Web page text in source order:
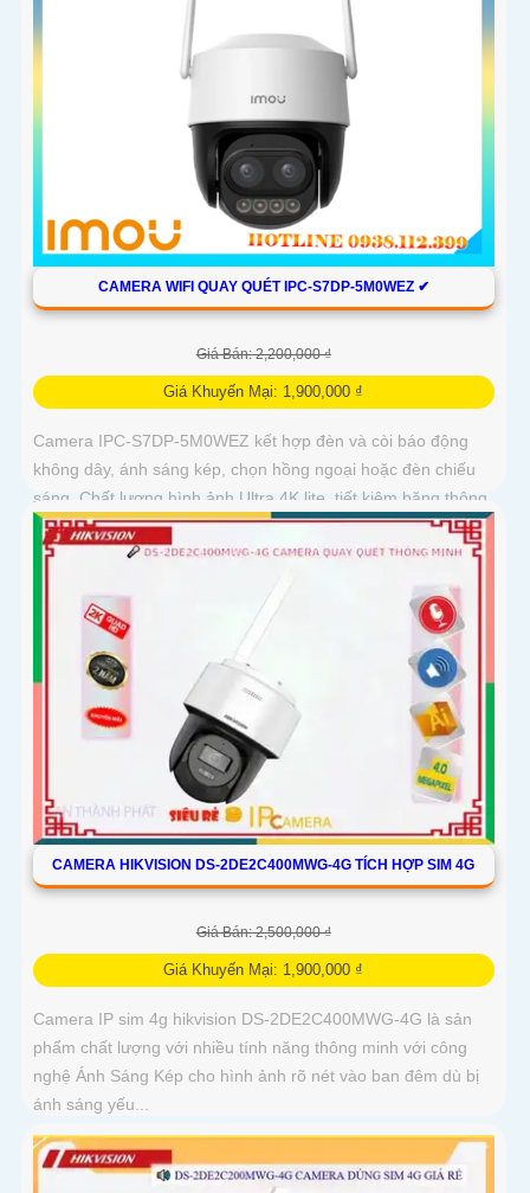
CAMERA WIFI QUAY QUÉT IPC-S7DP-5M0WEZ ✔
Giá Bán: 2,200,000 ₫
Giá Khuyến Mại: 1,900,000 ₫
Camera IPC-S7DP-5M0WEZ kết hợp đèn và còi báo động
không dây, ánh sáng kép, chọn hồng ngoại hoặc đèn chiếu
sáng. Chất lượng hình ảnh Ultra 4K lite, tiết kiệm băng thông
và chi phí, giám sát ban đêm tốt với hồng ngoại 50m
CAMERA HIKVISION DS-2DE2C400MWG-4G TÍCH HỢP SIM 4G
Giá Bán: 2,500,000 ₫
Giá Khuyến Mại: 1,900,000 ₫
Camera IP sim 4g hikvision DS-2DE2C400MWG-4G là sản
phẩm chất lượng với nhiều tính năng thông minh với công
nghệ Ánh Sáng Kép cho hình ảnh rõ nét vào ban đêm dù bị
ánh sáng yếu...